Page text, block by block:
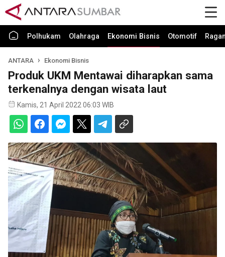
Polhukam Olahraga Ekonomi Bisnis Otomotif
ANTARA Ekonomi Bisnis
Produk UKM Mentawai diharapkan sama
terkenalnya dengan wisata laut
Kamis, 21 April 2022 06:03 WIB